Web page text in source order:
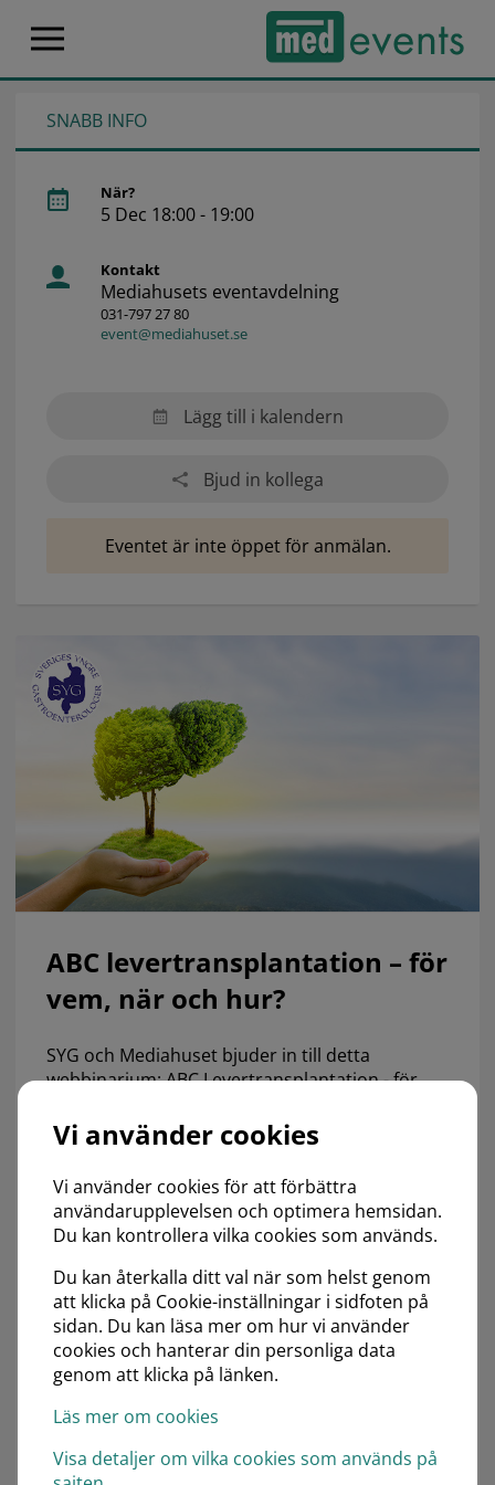
ABC levertransplantation – för
vem, när och hur?
SYG och Mediahuset bjuder in till detta
webbinarium: ABC Levertransplantation - för
Mötet riktar sig till sjukvårdspersonal med
vare våra sponsorer.
Datum och tid: 5 december kl 18.00 - 19.00
Moderator: Julia Blomdahl, specialistläkare i
Gastroenterologi och Hepatologi på
Akademiska sjukhuset Uppsala
Föreläsare: Andreas Schult
, gastroenterolog
på Transplantationscentrum Sahlgrenska i
Göteborg
Preliminär agenda*
SNABB INFO
När?
5 Dec 18:00 - 19:00
Kontakt
Mediahusets eventavdelning
031-797 27 80
event@mediahuset.se
Lägg till i kalendern
Bjud in kollega
Eventet är inte öppet för anmälan.
Vi använder cookies
Vi använder cookies för att förbättra
användarupplevelsen och optimera hemsidan.
Du kan kontrollera vilka cookies som används.
Du kan återkalla ditt val när som helst genom
att klicka på Cookie-inställningar i sidfoten på
sidan. Du kan läsa mer om hur vi använder
cookies och hanterar din personliga data
genom att klicka på länken.
Läs mer om cookies
Visa detaljer om vilka cookies som används på